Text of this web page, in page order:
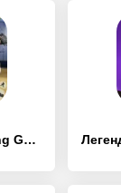
Gym Heros: Fighting Game